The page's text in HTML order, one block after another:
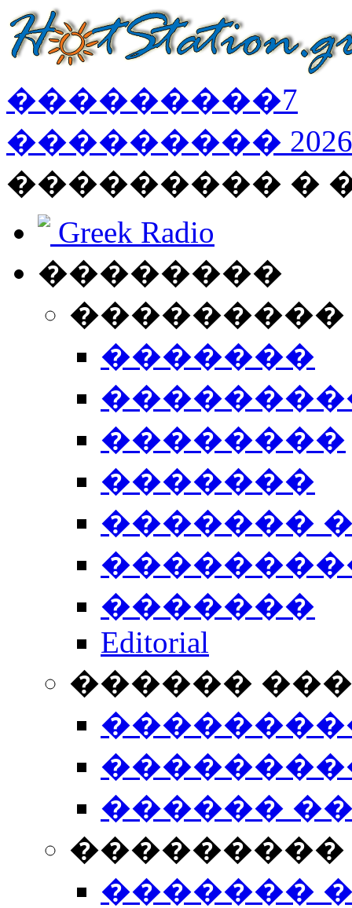
���������7
��������� 2026
��������� �
Greek Radio
��������
�������
��������
�������
�������
�������
Editorial
������
������
���������
�������